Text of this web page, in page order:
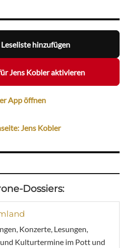
hinzufügen
Jens Kobler aktivieren
App öffnen
Jens Kobler
Dossiers:
Konzerte, Lesungen,
Kulturtermine im Pott und